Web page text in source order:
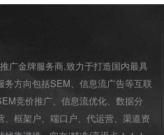
广金牌服务商,致力于打造国内最具
方向包括SEM、信息流广告等互联
竞价推广、信息流优化、数据分
框架户、 端口户、 代运营、渠道资